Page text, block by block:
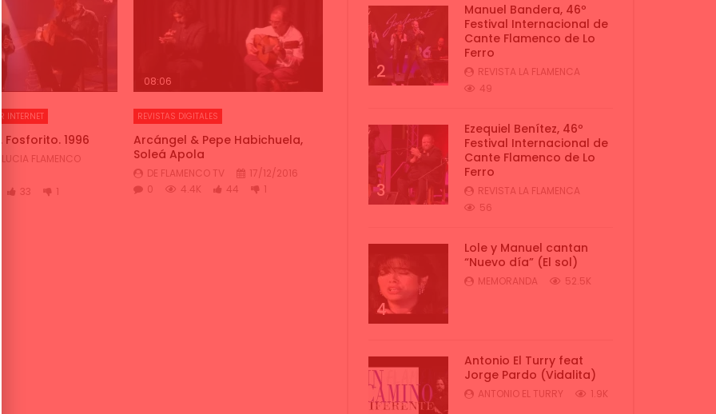
INTERNET
Fosforito. 1996
FLAMENCO
33 1
08:06
REVISTAS DIGITALES
Arcángel & Pepe Habichuela,
Soleá Apola
DE FLAMENCO TV
17/12/2016
0
4.4K 44 1
2
Manuel Bandera, 46º
Festival Internacional de
Cante Flamenco de Lo
Ferro
REVISTA LA FLAMENCA
49
3
Ezequiel Benítez, 46º
Festival Internacional de
Cante Flamenco de Lo
Ferro
REVISTA LA FLAMENCA
56
4
Lole y Manuel cantan
“Nuevo día” (El sol)
MEMORANDA 52.5K
Antonio El Turry feat
Jorge Pardo (Vidalita)
ANTONIO EL TURRY 1.9K